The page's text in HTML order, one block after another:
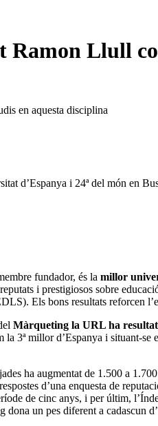
Llull
en aquesta disciplina
d’Espanya i 24ª del món en
fundador, és la millor
i prestigiosos sobre
Els bons resultats reforcen
Màrqueting la URL ha resultat
3ª millor d’Espanya i situant-
ha augmentat de 1.500 a
d’una enquesta de
de cinc anys, i per últim,
un pes diferent a cadascun